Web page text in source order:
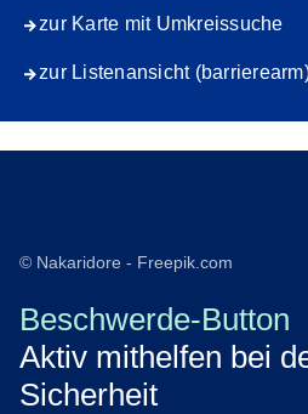
zur Karte mit Umkreissuche
zur Listenansicht
© Nakaridore - Freepik.com
Beschwerde-Button
Aktiv mithelfen bei
Sicherheit